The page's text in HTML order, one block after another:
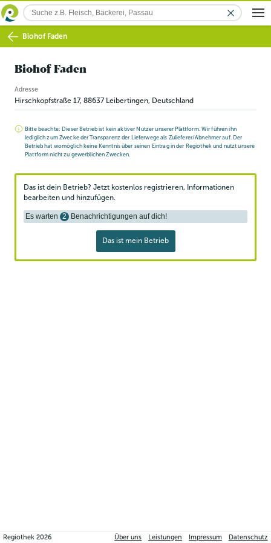
Biohof Faden
Biohof Faden
Adresse
Hirschkopfstraße 17, 88637 Leibertingen, Deutschland
Bitte beachte: Dieser Betrieb ist kein aktiver Nutzer unserer Plattform. Wir führen ihn
lediglich zum Zwecke der Transparenz der Lieferwege als Zulieferer/Abnehmer auf. Der
Betrieb hat womöglich keine Kenntnis über seinen Eintrag in der Regiothek und nutzt unsere
Plattform nicht zu gewerblichen Zwecken.
Das ist dein Betrieb? Jetzt kostenlos registrieren, Informationen
bearbeiten und hinzufügen.
Es warten 2 Benachrichtigungen auf dich!
Das ist mein Betrieb
Regiothek2026 Über uns Leistungen Impressum Datenschutz